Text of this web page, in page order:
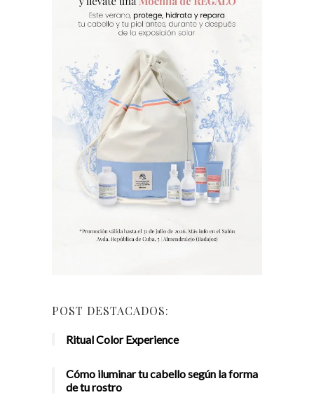
POST DESTACADOS:
Ritual Color Experience
Cómo iluminar tu cabello según la forma
de tu rostro